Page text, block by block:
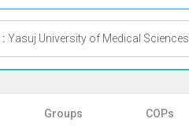
Yasuj University of Medical Sciences
Groups COPs